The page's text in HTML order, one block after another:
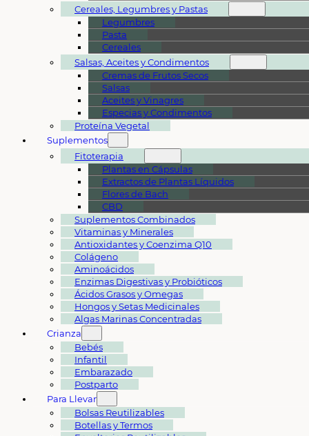
Cereales, Legumbres y Pastas
Legumbres
Pasta
Cereales
Salsas, Aceites y Condimentos
Cremas de Frutos Secos
Salsas
Aceites y Vinagres
Especias y Condimentos
Proteína Vegetal
Suplementos
Fitoterapia
Plantas en Cápsulas
Extractos de Plantas Líquidos
Flores de Bach
CBD
Suplementos Combinados
Vitaminas y Minerales
Antioxidantes y Coenzima Q10
Colágeno
Aminoácidos
Enzimas Digestivas y Probióticos
Ácidos Grasos y Omegas
Hongos y Setas Medicinales
Algas Marinas Concentradas
Crianza
Bebés
Infantil
Embarazado
Postparto
Para Llevar
Bolsas Reutilizables
Botellas y Termos